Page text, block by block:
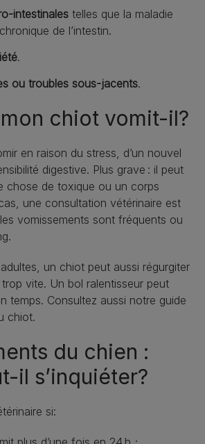
intestinales telles que la maladie
de l’intestin.
.
ou troubles sous-jacents.
chiot vomit-il?
en raison du stress, d’un nouvel
digestive. Plus grave : il peut
chose de toxique ou un corps
une consultation vétérinaire est
vomissements sont fréquents ou
un chiot peut aussi régurgiter
vite. Un bol ralentisseur peut
temps. Consultez aussi notre guide
chiot.
du chien :
il s’inquiéter?
si: